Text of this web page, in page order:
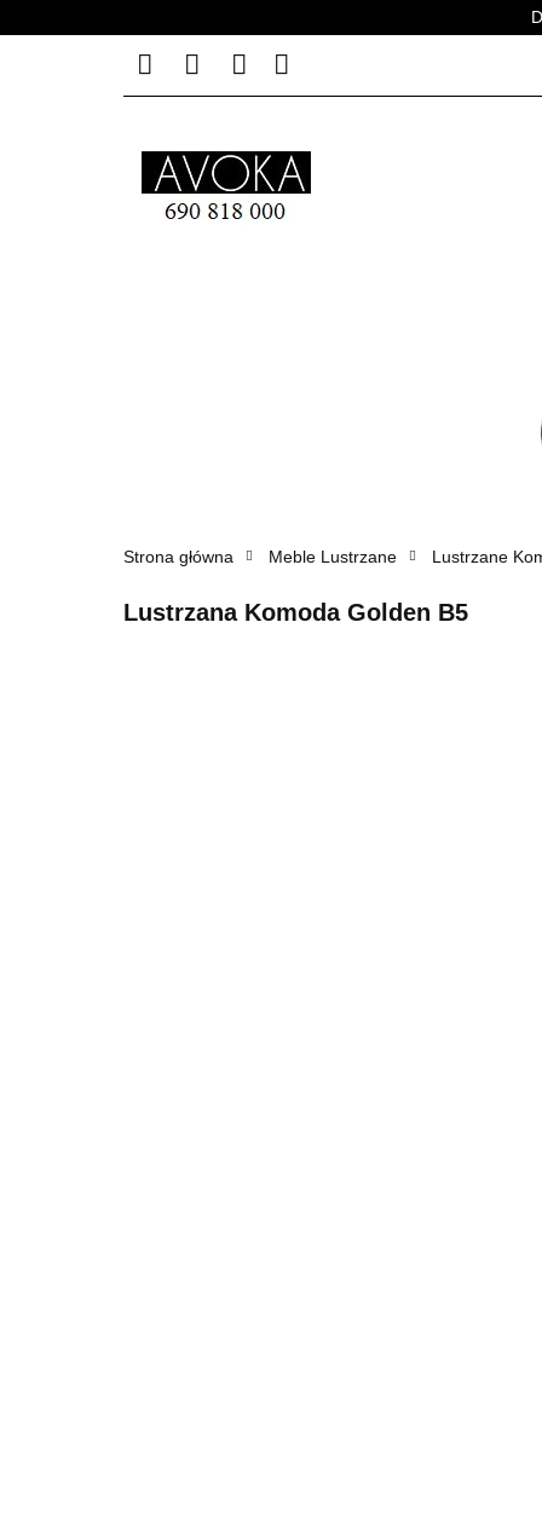
MEBLE LUSTRZANE
DLACZEGO AVOKA ?
Strona główna Meble Lustrzane Lustrzane
Lustrzana Komoda Golden B5